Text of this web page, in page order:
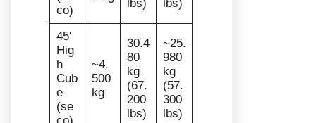
co)
lbs)
lbs)
45′
Hig
h
Cub
e
(se
~4.
500
kg
30.4
80
kg
(67.
200
lbs)
~25.
980
kg
(57.
300
lbs)